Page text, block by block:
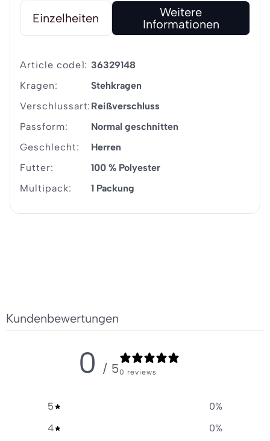
Einzelheiten
Weitere
Informationen
Article code1: 36329148
Kragen:
Stehkragen
Verschlussart: Reißverschluss
Passform:
Normal geschnitten
Geschlecht:
Herren
Futter:
100 % Polyester
Multipack:
1 Packung
Kundenbewertungen
0 / 50 reviews
5 0%
4
0%